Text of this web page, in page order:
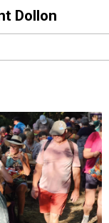
Dollon